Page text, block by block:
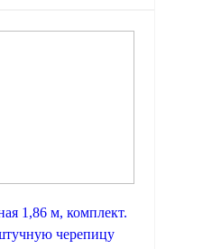
1,86 м, комплект.
черепицу